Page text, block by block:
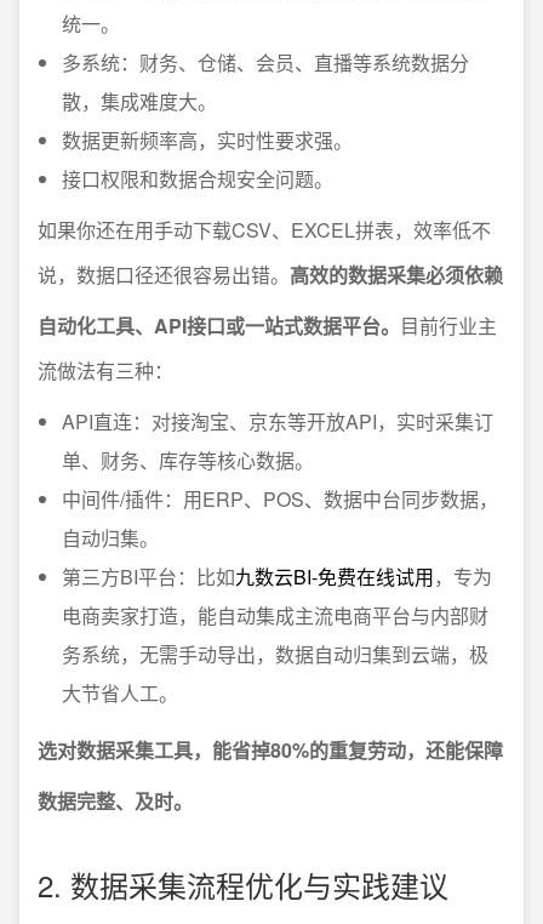
统一。
多系统：财务、仓储、会员、直播等系统数据分
散，集成难度大。
数据更新频率高，实时性要求强。
接口权限和数据合规安全问题。
如果你还在用手动下载CSV、EXCEL拼表，效率低不
说，数据口径还很容易出错。 高效的数据采集必须依赖
自动化工具、API接口或一站式数据平台。 目前行业主
流做法有三种：
API直连：对接淘宝、京东等开放API，实时采集订
单、财务、库存等核心数据。
中间件/插件：用ERP、POS、数据中台同步数据，
自动归集。
第三方BI平台：比如九数云BI-免费在线试用，专为
电商卖家打造，能自动集成主流电商平台与内部财
务系统，无需手动导出，数据自动归集到云端，极
大节省人工。
选对数据采集工具，能省掉80%的重复劳动，还能保障
数据完整、及时。
2. 数据采集流程优化与实践建议